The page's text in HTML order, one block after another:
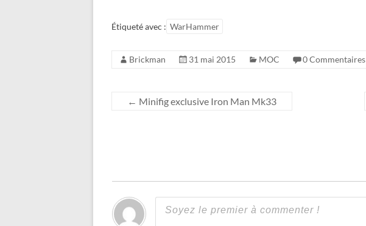
Étiqueté avec : WarHammer
Brickman 31 mai 2015 MOC 0 Commentaires
← Minifig exclusive Iron Man Mk33